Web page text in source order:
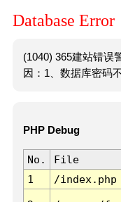
Database Error
(1040) 365建站错误
因：1、数据库密码
PHP Debug
No. File
1
/index.php